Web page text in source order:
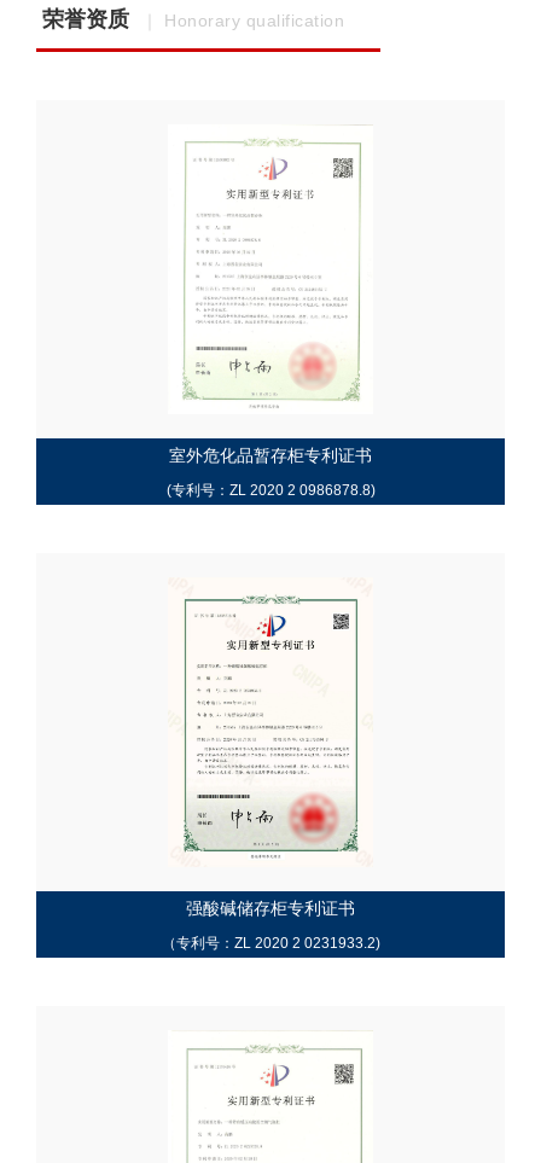
荣誉资质 ｜ Honorary qualification
室外危化品暂存柜专利证书
(专利号：ZL 2020 2 0986878.8)
强酸碱储存柜专利证书
（专利号：ZL 2020 2 0231933.2)